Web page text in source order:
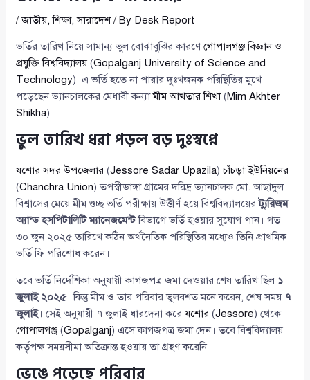
/জাতীয়,শিক্ষা,সারাদেশ/ By Desk Report
ভর্তির তারিখ নিয়ে সামান্য ভুল বোঝাবুঝির কারণেগোপালগঞ্জ বিজ্ঞান ও
প্রযুক্তি বিশ্ববিদ্যালয় (Gopalganj University of Science and
Technology)–এ ভর্তি হতে না পারার দুঃখজনক পরিস্থিতির মুখে
পড়েছেন ভ্যানচালকের মেধাবী কন্যামীম আখতার শিখা(Mim Akhter
Shikha)।
ভুল তারিখ ধরা পড়ল বড় দুঃস্বপ্নে
যশোর সদর উপজেলার (Jessore Sadar Upazila)চাঁচড়া ইউনিয়নের
(Chanchra Union) তপস্বীডাঙ্গা গ্রামের দরিদ্র ভ্যানচালক মো. আছাদুল
বিশ্বাসের মেয়ে মীম গুচ্ছ ভর্তি পরীক্ষায় উত্তীর্ণ হয়ে বিশ্ববিদ্যালয়েরট্যুরিজম
অ্যান্ড হসপিটালিটি ম্যানেজমেন্টবিভাগে ভর্তি হওয়ার সুযোগ পান। গত
৩০ জুন ২০২৫ তারিখে কঠিন অর্থনৈতিক পরিস্থিতির মধ্যেও তিনি প্রাথমিক
ভর্তি ফি পরিশোধ করেন।
তবে ভর্তি নির্দেশিকা অনুযায়ী কাগজপত্র জমা দেওয়ার শেষ তারিখ ছিল ১
জুলাই ২০২৫। কিন্তু মীম ও তার পরিবার ভুলবশত মনে করেন, শেষ সময় ৭
জুলাই। সেই অনুযায়ী ৭ জুলাই ধারদেনা করেযশোর (Jessore) থেকে
গোপালগঞ্জ (Gopalganj) এসে কাগজপত্র জমা দেন। তবে বিশ্ববিদ্যালয়
কর্তৃপক্ষ সময়সীমা অতিক্রান্ত হওয়ায় তা গ্রহণ করেনি।
ভেঙে পড়েছে পরিবার